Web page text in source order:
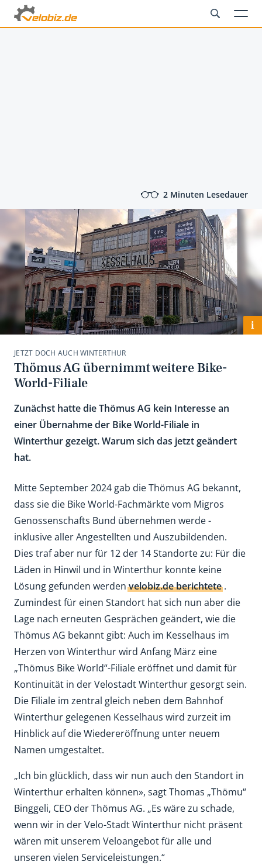
2 Minuten Lesedauer
i
JETZT DOCH AUCH WINTERTHUR
Thömus AG übernimmt weitere Bike-
World-Filiale
Zunächst hatte die Thömus AG kein Interesse an
einer Übernahme der Bike World-Filiale in
Winterthur gezeigt. Warum sich das jetzt geändert
hat.
Mitte September 2024 gab die Thömus AG bekannt,
dass sie die Bike World-Fachmärkte vom Migros
Genossenschafts Bund übernehmen werde -
inklusive aller Angestellten und Auszubildenden.
Dies traf aber nur für 12 der 14 Standorte zu: Für die
Läden in Hinwil und in Winterthur konnte keine
Lösung gefunden werdenvelobiz.de berichtete.
Zumindest für einen Standort hat sich nun aber die
Lage nach erneuten Gesprächen geändert, wie die
Thömus AG bekannt gibt: Auch im Kesselhaus im
Herzen von Winterthur wird Anfang März eine
„Thömus Bike World“-Filiale eröffnet und damit für
Kontinuität in der Velostadt Winterthur gesorgt sein.
Die Filiale im zentral gleich neben dem Bahnhof
Winterthur gelegenen Kesselhaus wird zurzeit im
Hinblick auf die Wiedereröffnung unter neuem
Namen umgestaltet.
„Ich bin glücklich, dass wir nun auch den Standort in
Winterthur erhalten können», sagt Thomas „Thömu“
Binggeli, CEO der Thömus AG. „Es wäre zu schade,
wenn wir in der Velo-Stadt Winterthur nicht präsent
wären mit unserem Veloangebot für alle und
unseren vielen Serviceleistungen.“